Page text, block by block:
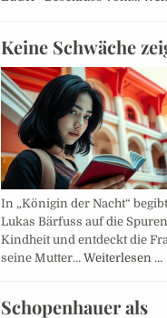
Keine Schwäche
In „Königin der Nacht“
Lukas Bärfuss auf die
Kindheit und entdeckt die
seine Mutter… Weiterlesen …
Schopenhauer als